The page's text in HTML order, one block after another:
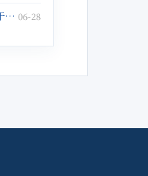
中国资产评估协会关于举办企业破产重整与涉执财产评估培训班的通知 06-28